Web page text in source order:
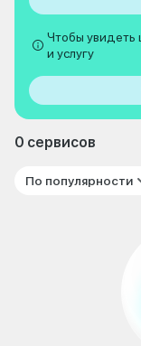
Чтобы увидеть
и услугу
0 сервисов
По популярности